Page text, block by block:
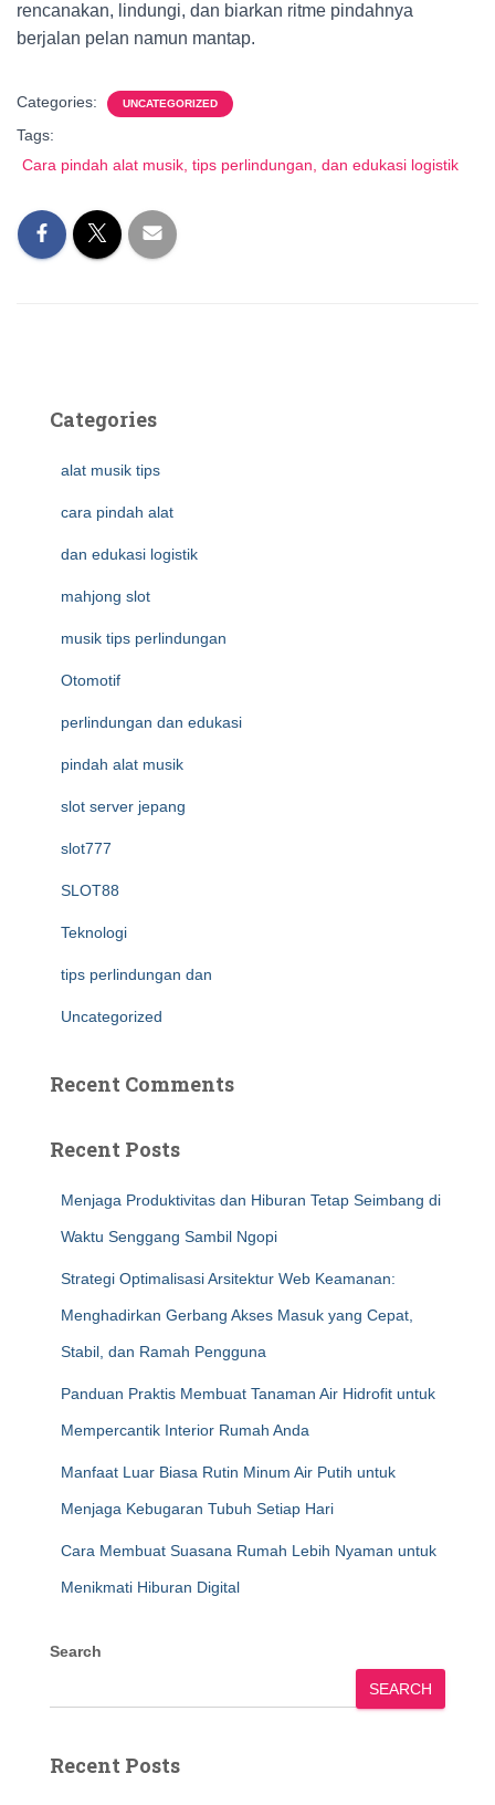
rencanakan, lindungi, dan biarkan ritme pindahnya
berjalan pelan namun mantap.
Categories: UNCATEGORIZED
Tags:
Cara pindah alat musik, tips perlindungan, dan edukasi logistik
Categories
alat musik tips
cara pindah alat
dan edukasi logistik
mahjong slot
musik tips perlindungan
Otomotif
perlindungan dan edukasi
pindah alat musik
slot server jepang
slot777
SLOT88
Teknologi
tips perlindungan dan
Uncategorized
Recent Comments
Recent Posts
Menjaga Produktivitas dan Hiburan Tetap Seimbang di
Waktu Senggang Sambil Ngopi
Strategi Optimalisasi Arsitektur Web Keamanan:
Menghadirkan Gerbang Akses Masuk yang Cepat,
Stabil, dan Ramah Pengguna
Panduan Praktis Membuat Tanaman Air Hidrofit untuk
Mempercantik Interior Rumah Anda
Manfaat Luar Biasa Rutin Minum Air Putih untuk
Menjaga Kebugaran Tubuh Setiap Hari
Cara Membuat Suasana Rumah Lebih Nyaman untuk
Menikmati Hiburan Digital
Search
SEARCH
Recent Posts